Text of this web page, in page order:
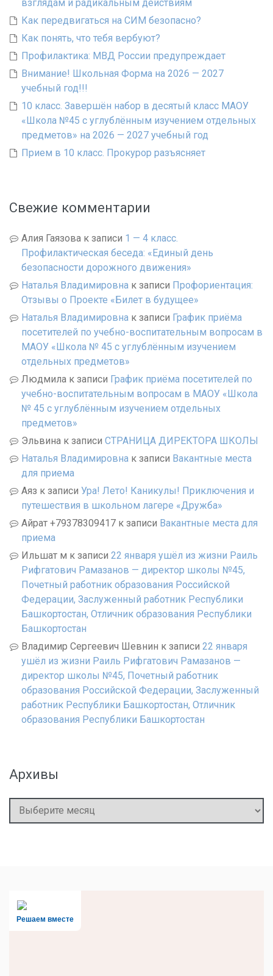
взглядам и радикальным действиям
Как передвигаться на СИМ безопасно?
Как понять, что тебя вербуют?
Профилактика: МВД России предупреждает
Внимание! Школьная Форма на 2026 — 2027
учебный год!!!
10 класс. Завершён набор в десятый класс МАОУ
«Школа №45 с углублённым изучением отдельных
предметов» на 2026 — 2027 учебный год
Прием в 10 класс. Прокурор разъясняет
Свежие комментарии
Алия Гаязова к записи 1 — 4 класс.
Профилактическая беседа: «Единый день
безопасности дорожного движения»
Наталья Владимировна к записи Профориентация:
Отзывы о Проекте «Билет в будущее»
Наталья Владимировна к записи График приёма
посетителей по учебно-воспитательным вопросам в
МАОУ «Школа № 45 с углублённым изучением
отдельных предметов»
Людмила к записи График приёма посетителей по
учебно-воспитательным вопросам в МАОУ «Школа
№ 45 с углублённым изучением отдельных
предметов»
Эльвина к записи СТРАНИЦА ДИРЕКТОРА ШКОЛЫ
Наталья Владимировна к записи Вакантные места
для приема
Аяз к записи Ура! Лето! Каникулы! Приключения и
путешествия в школьном лагере «Дружба»
Айрат +79378309417 к записи Вакантные места для
приема
Ильшат м к записи 22 января ушёл из жизни Раиль
Рифгатович Рамазанов — директор школы №45,
Почетный работник образования Российской
Федерации, Заслуженный работник Республики
Башкортостан, Отличник образования Республики
Башкортостан
Владимир Сергеевич Шевнин к записи 22 января
ушёл из жизни Раиль Рифгатович Рамазанов —
директор школы №45, Почетный работник
образования Российской Федерации, Заслуженный
работник Республики Башкортостан, Отличник
образования Республики Башкортостан
Архивы
Архивы
Решаем вместе